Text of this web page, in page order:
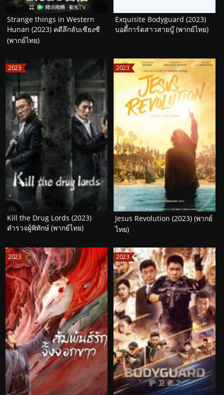
Strange things in Western
Hunan (2023) คดีลึกลับเซียงซี
(พากย์ไทย)
Exquisite Bodyguard (2023)
บอดี้การ์ดสาวสายบู๊ (พากย์ไทย)
2023
Kill the Drug Lords (2023)
ตำรวจผู้พิทักษ์ (พากย์ไทย)
2023
Jesus Revolution (2023) (พากย์
ไทย)
2023 2023